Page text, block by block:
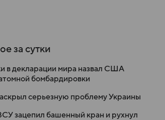
за сутки
в декларации мира назвал США
бомбардировки
серьезную проблему Украины
зацепил башенный кран и рухнул